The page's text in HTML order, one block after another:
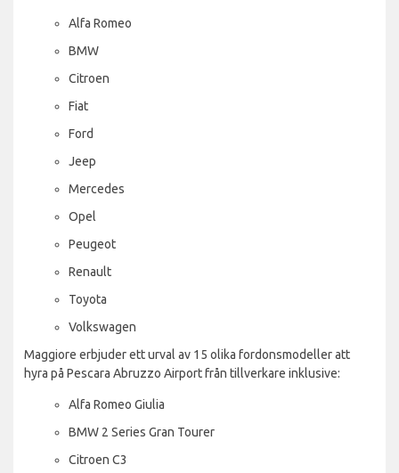
Alfa Romeo
BMW
Citroen
Fiat
Ford
Jeep
Mercedes
Opel
Peugeot
Renault
Toyota
Volkswagen
Maggiore erbjuder ett urval av 15 olika fordonsmodeller att
hyra på Pescara Abruzzo Airport från tillverkare inklusive:
Alfa Romeo Giulia
BMW 2 Series Gran Tourer
Citroen C3